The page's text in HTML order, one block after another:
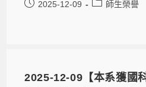
2025-12-09 師生榮譽
2025-12-09【本系獲國